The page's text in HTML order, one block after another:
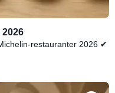
restauranter 2026 ✔